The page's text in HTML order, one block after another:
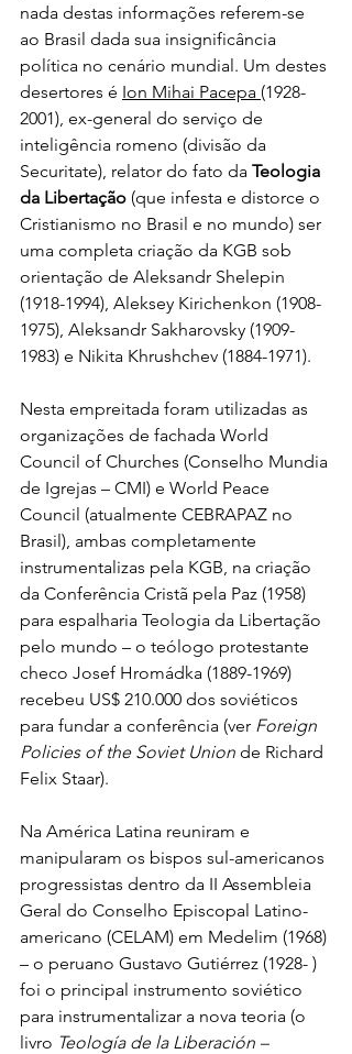
nada destas informações referem-se
ao Brasil dada sua insignificância
política no cenário mundial. Um destes
desertores é Ion Mihai Pacepa (1928-
2001), ex-general do serviço de
inteligência romeno (divisão da
Securitate), relator do fato da Teologia
da Libertação (que infesta e distorce o
Cristianismo no Brasil e no mundo) ser
uma completa criação da KGB sob
orientação de Aleksandr Shelepin
(1918-1994), Aleksey Kirichenkon (1908-
1975), Aleksandr Sakharovsky (1909-
1983) e Nikita Khrushchev (1884-1971).
Nesta empreitada foram utilizadas as
organizações de fachada World
Council of Churches (Conselho Mundia
de Igrejas – CMI) e World Peace
Council (atualmente CEBRAPAZ no
Brasil), ambas completamente
instrumentalizas pela KGB, na criação
da Conferência Cristã pela Paz (1958)
para espalharia Teologia da Libertação
pelo mundo – o teólogo protestante
checo Josef Hromádka (1889-1969)
recebeu US$ 210.000 dos soviéticos
para fundar a conferência (ver Foreign
Policies of the Soviet Union de Richard
Felix Staar).
Na América Latina reuniram e
manipularam os bispos sul-americanos
progressistas dentro da II Assembleia
Geral do Conselho Episcopal Latino-
americano (CELAM) em Medelim (1968)
– o peruano Gustavo Gutiérrez (1928- )
foi o principal instrumento soviético
para instrumentalizar a nova teoria (o
livro Teología de la Liberación –